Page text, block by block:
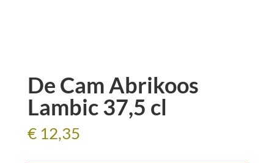
De Cam Abrikoos
Lambic 37,5 cl
€12,35